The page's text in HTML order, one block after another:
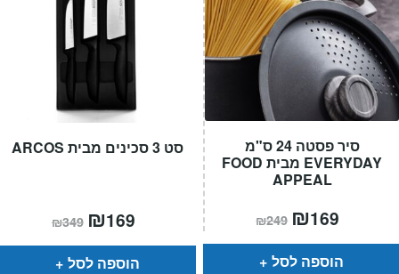
סט 3 סכינים מבית ARCOS
₪349 המחיר
המקורי
היה:
₪349.
₪169
הוא:
הוספה לסל
סיר פסטה 24 ס"מ
EVERYDAY מבית FOOD
APPEAL
₪249 המחיר
המקורי
היה:
₪249.
₪169
הוא:
הוספה לסל